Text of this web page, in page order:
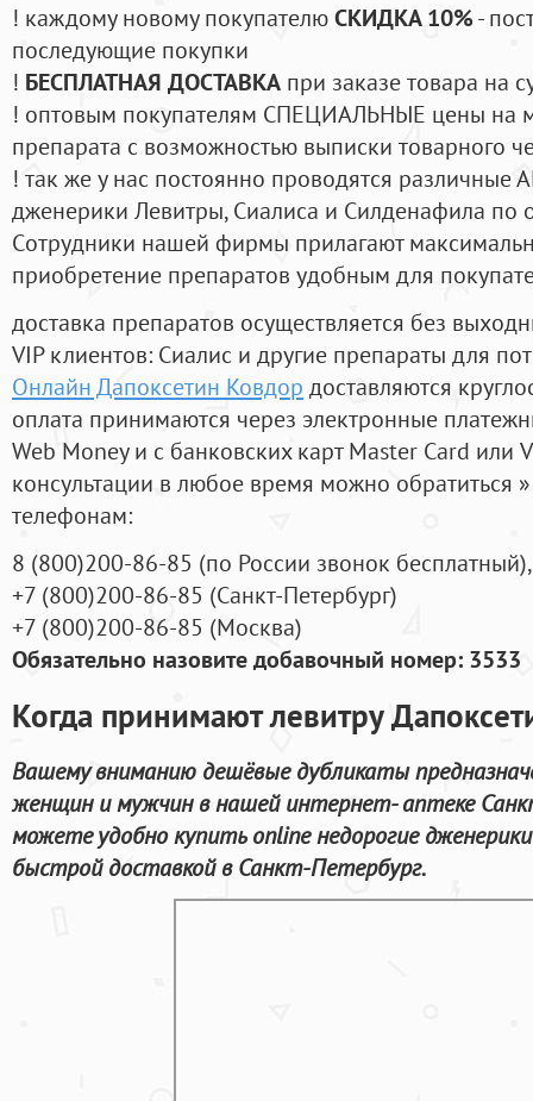
! каждому новому покупателюСКИДКА 10%-
последующие покупки
! БЕСПЛАТНАЯ ДОСТАВКА при заказе товара на
! оптовым покупателям СПЕЦИАЛЬНЫЕ цены на
препарата с возможностью выписки товарного
! так же у нас постоянно проводятся
дженерики Левитры, Сиалиса и Силденафила по
Cотрудники нашей фирмы прилагают
приобретение препаратов удобным для
доставка препаратов осуществляется без
VIP клиентов: Сиалис и другие препараты для
Онлайн Дапоксетин Ковдор доставляются
оплата принимаются через электронные
Web Money и с банковских карт Master Card или
консультации в любое время можно обратиться
телефонам:
8 (800)200-86-85 (по России звонок бесплатный),
+7 (800)200-86-85 (Санкт-Петербург)
+7 (800)200-86-85 (Москва)
Обязательно назовите добавочный номер: 3533
Когда принимают левитру
Вашему вниманию дешёвые дубликаты
женщин и мужчин в нашей интернет- аптеке
можете удобно купить online недорогие
быстрой доставкой в Санкт-Петербург.